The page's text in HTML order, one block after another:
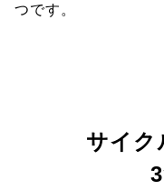
つです。
サイク